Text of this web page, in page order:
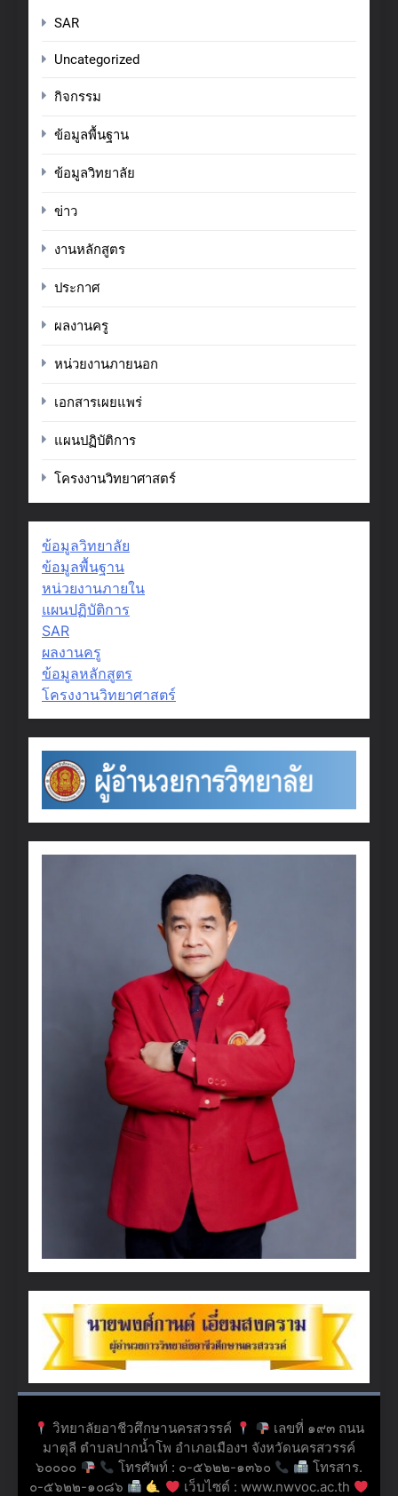
SAR
Uncategorized
กิจกรรม
ข้อมูลพื้นฐาน
ข้อมูลวิทยาลัย
ข่าว
งานหลักสูตร
ประกาศ
ผลงานครู
หน่วยงานภายนอก
เอกสารเผยแพร่
แผนปฏิบัติการ
โครงงานวิทยาศาสตร์
ข้อมูลวิทยาลัย
ข้อมูลพื้นฐาน
หน่วยงานภายใน
แผนปฏิบัติการ
SAR
ผลงานครู
ข้อมูลหลักสูตร
โครงงานวิทยาศาสตร์
วิทยาลัยอาชีวศึกษานครสวรรค์
เลขที่ ๑๙๓ ถนน
มาตุลี ตำบลปากน้ำโพ อำเภอเมืองฯ จังหวัดนครสวรรค์
๖๐๐๐๐
โทรศัพท์ : ๐-๕๖๒๒-๑๓๖๐
โทรสาร.
๐-๕๖๒๒-๑๐๘๖
เว็บไซต์ : www.nwvoc.ac.th